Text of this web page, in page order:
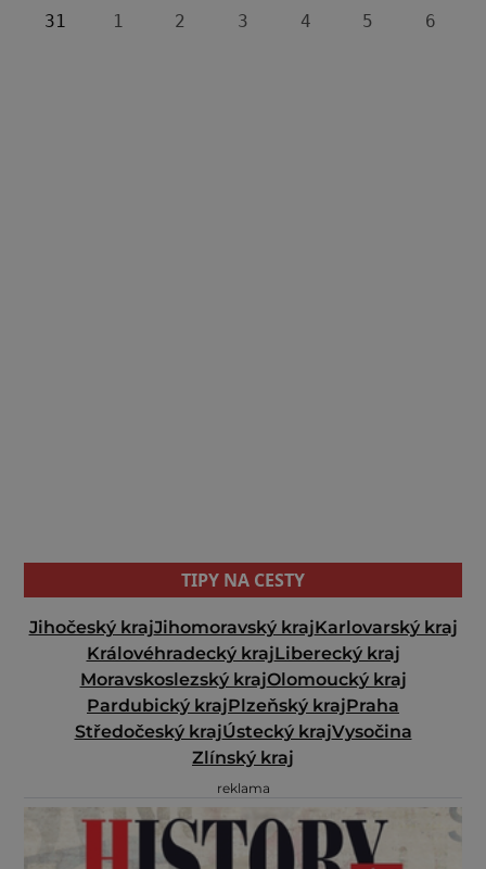
31
1 2 3 4 5 6
TIPY NA CESTY
Jihočeský krajJihomoravský krajKarlovarský kraj
Královéhradecký krajLiberecký kraj
Moravskoslezský krajOlomoucký kraj
Pardubický krajPlzeňský krajPraha
Středočeský krajÚstecký krajVysočina
Zlínský kraj
reklama